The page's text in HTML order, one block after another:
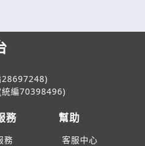
28697248)
統編70398496)
務
務
幫助
客服中心